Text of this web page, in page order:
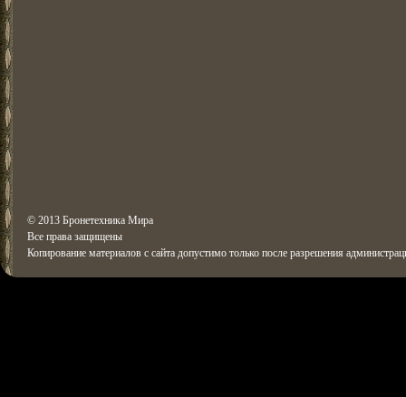
© 2013 Бронетехника Мира
Все права защищены
Копирование материалов с сайта допустимо только после разрешения